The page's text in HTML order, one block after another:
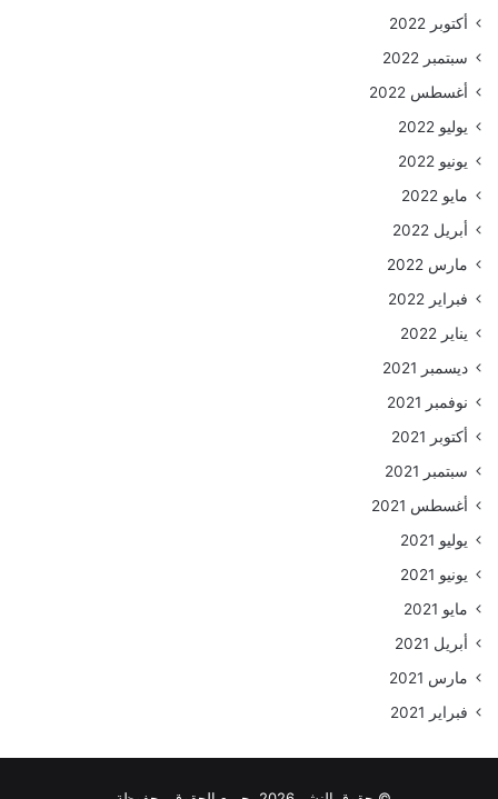
أكتوبر 2022
سبتمبر 2022
أغسطس 2022
يوليو 2022
يونيو 2022
مايو 2022
أبريل 2022
مارس 2022
فبراير 2022
يناير 2022
ديسمبر 2021
نوفمبر 2021
أكتوبر 2021
سبتمبر 2021
أغسطس 2021
يوليو 2021
يونيو 2021
مايو 2021
أبريل 2021
مارس 2021
فبراير 2021